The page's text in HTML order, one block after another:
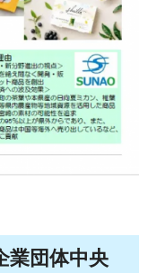
業団体中央